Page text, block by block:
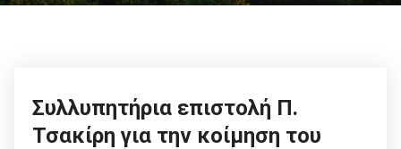
Συλλυπητήρια επιστολή Π.
Τσακίρη για την κοίμηση του